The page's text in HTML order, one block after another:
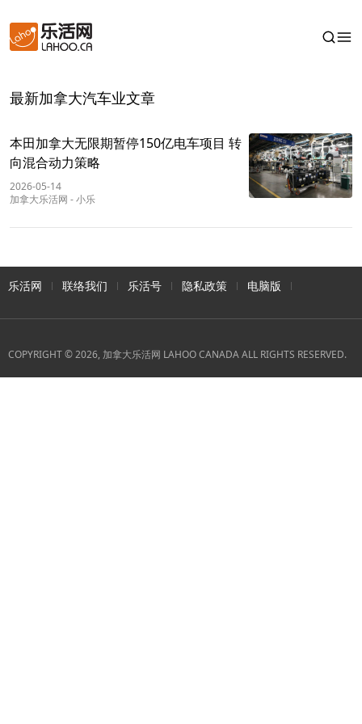
最新加拿大汽车业文章
本田加拿大无限期暂停150亿电车项目 转
向混合动力策略
2026-05-14
加拿大乐活网 -小乐
乐活网 联络我们 乐活号 隐私政策 电脑版
COPYRIGHT © 2026, 加拿大乐活网 LAHOO CANADA ALL RIGHTS RESERVED.